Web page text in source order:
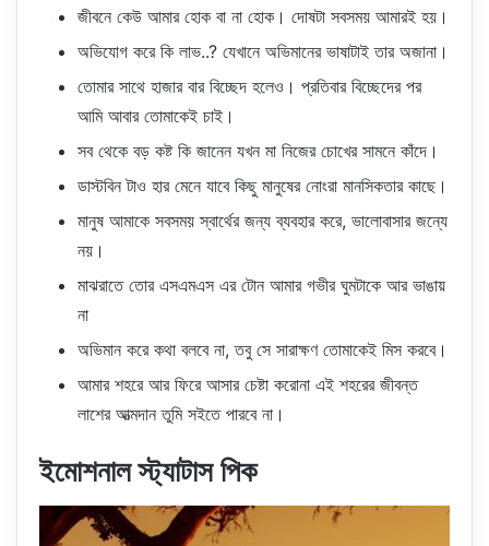
জীবনে কেউ আমার হোক বা না হোক। দোষটা সবসময় আমারই হয়।
অভিযোগ করে কি লাভ..? যেখানে অভিমানের ভাষাটাই তার অজানা।
তোমার সাথে হাজার বার বিচ্ছেদ হলেও। প্রতিবার বিচ্ছেদের পর
আমি আবার তোমাকেই চাই।
সব থেকে বড় কষ্ট কি জানেন যখন মা নিজের চোখের সামনে কাঁদে।
ডাস্টবিন টাও হার মেনে যাবে কিছু মানুষের নোংরা মানসিকতার কাছে।
মানুষ আমাকে সবসময় স্বার্থের জন্য ব্যবহার করে, ভালোবাসার জন্যে
নয়।
মাঝরাতে তোর এসএমএস এর টোন আমার গভীর ঘুমটাকে আর ভাঙায়
না
অভিমান করে কথা বলবে না, তবু সে সারাক্ষণ তোমাকেই মিস করবে।
আমার শহরে আর ফিরে আসার চেষ্টা করোনা এই শহরের জীবন্ত
লাশের আত্মদান তুমি সইতে পারবে না।
ইমোশনাল স্ট্যাটাস পিক